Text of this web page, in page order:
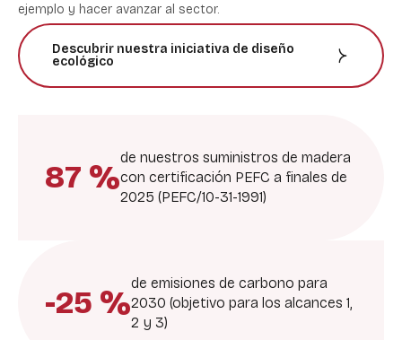
ejemplo y hacer avanzar al sector.
Descubrir nuestra iniciativa de diseño
ecológico
87 %
de nuestros suministros de madera
con certificación PEFC a finales de
2025 (PEFC/10-31-1991)
-25 %
de emisiones de carbono para
2030 (objetivo para los alcances 1,
2 y 3)